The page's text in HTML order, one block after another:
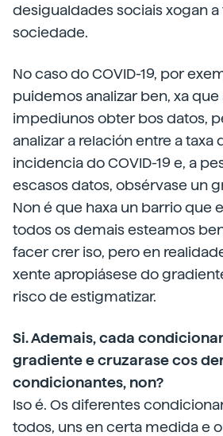
desigualdades sociais xogan
sociedade.
No caso do COVID-19, por
puidemos analizar ben, xa
impediunos obter bos datos,
analizar a relación entre a taxa
incidencia do COVID-19 e, a
escasos datos, obsérvase un
Non é que haxa un barrio que
todos os demais esteamos
facer crer iso, pero en
xente apropiásese do
risco de estigmatizar.
Si. Ademais, cada
gradiente e cruzarase cos
condicionantes, non?
Iso é. Os diferentes
todos, uns en certa medida e